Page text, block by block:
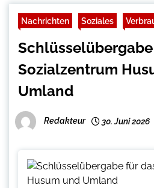
Nachrichten Soziales
Sozialzentrum
Umland
Redakteur 30. Juni 2026